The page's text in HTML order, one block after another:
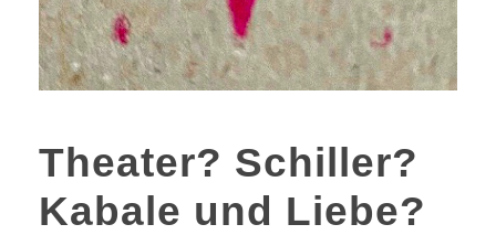
Theater? Schiller?
Kabale und Liebe?